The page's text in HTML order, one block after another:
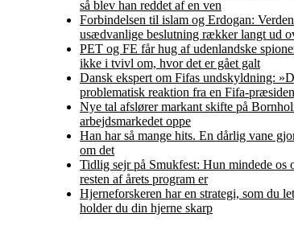
så blev han reddet af en ven
Forbindelsen til islam og Erdogan:
usædvanlige beslutning rækker langt ud
PET og FE får hug af udenlandske
ikke i tvivl om, hvor det er gået galt
Dansk ekspert om Fifas undskyldning:
problematisk reaktion fra en Fifa-
Nye tal afslører markant skifte på
arbejdsmarkedet oppe
Han har så mange hits. En dårlig vane
om det
Tidlig sejr på Smukfest: Hun mindede os
resten af årets program er
Hjerneforskeren har en strategi, som du
holder du din hjerne skarp